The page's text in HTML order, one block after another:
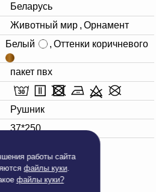
работы сайта
файлы куки.
файлы куки?
Беларусь
Животный мир , Орнамент
Белый , Оттенки коричневого
пакет пвх
Рушник
37*250